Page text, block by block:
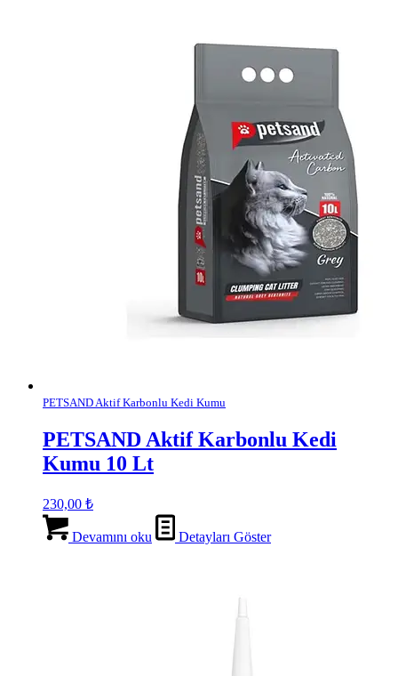
PETSAND Aktif Karbonlu Kedi Kumu
PETSAND Aktif Karbonlu Kedi
Kumu 10 Lt
230,00 ₺
Devamını oku Detayları Göster